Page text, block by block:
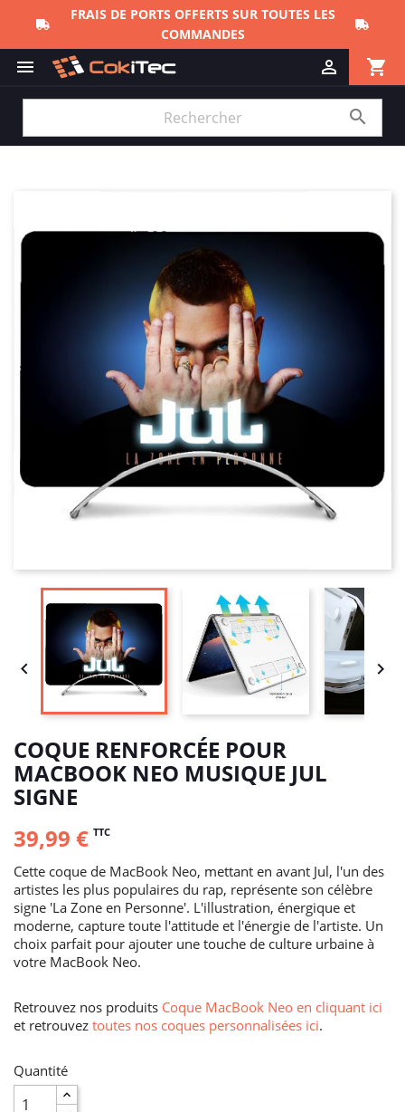
FRAIS DE PORTS OFFERTS SUR TOUTES LES
COMMANDES
 shopping_cart


 
COQUE RENFORCÉE POUR
MACBOOK NEO MUSIQUE JUL
SIGNE
39,99 € TTC
Cette coque de MacBook Neo, mettant en avant Jul, l'un des
artistes les plus populaires du rap, représente son célèbre
signe 'La Zone en Personne'. L'illustration, énergique et
moderne, capture toute l'attitude et l'énergie de l'artiste. Un
choix parfait pour ajouter une touche de culture urbaine à
votre MacBook Neo.
Retrouvez nos produits Coque MacBook Neo en cliquant ici
et retrouvez toutes nos coques personnalisées ici.
Quantité